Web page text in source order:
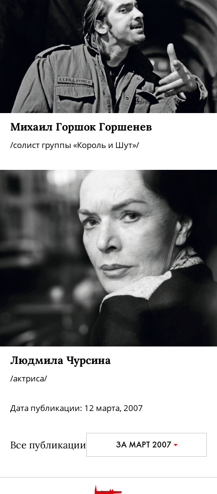
Михаил Горшок Горшенев
/солист группы «Король и Шут»/
Людмила Чурсина
/актриса/
Дата публикации: 12 марта, 2007
Все публикации ЗА МАРТ 2007